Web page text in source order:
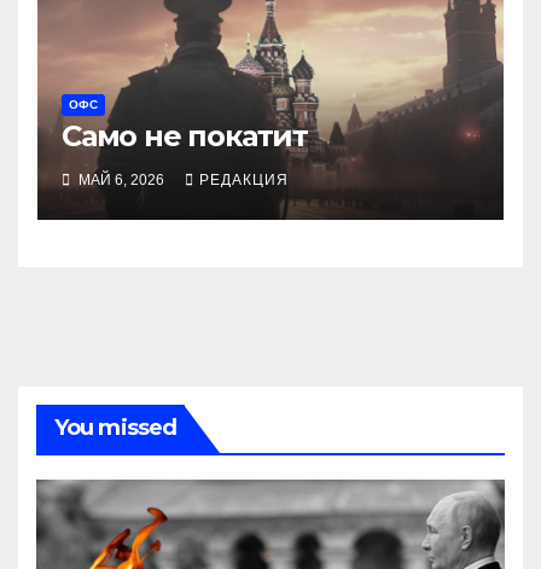
ОФС
Само не покатит
МАЙ 6, 2026 РЕДАКЦИЯ
You missed